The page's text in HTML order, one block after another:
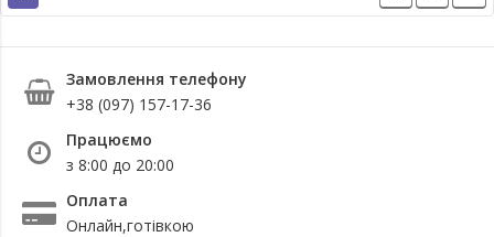
Замовлення телефону
+38 (097) 157-17-36
Працюємо
з 8:00 до 20:00
Оплата
Онлайн,готівкою